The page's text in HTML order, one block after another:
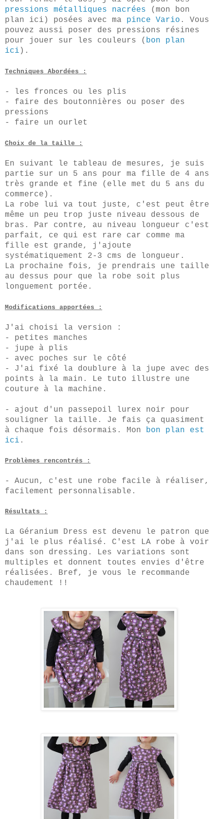
pressions métalliques nacrées (mon bon
plan ici) posées avec ma pince Vario . Vous
pouvez aussi poser des pressions résines
pour jouer sur les couleurs ( bon plan
ici ).
Techniques Abordées :
- les fronces ou
les plis
- faire des boutonnières ou poser des
pressions
- faire un ourlet
Choix de la taille :
En suivant le tableau de mesures, je suis
partie sur un 5 ans pour ma fille de 4 ans
très grande et fine (elle met du 5 ans du
commerce).
La robe lui va tout juste, c'est peut être
même un peu trop juste niveau dessous de
bras. Par contre, au niveau longueur c'est
parfait, ce qui est rare car comme ma
fille est grande, j'ajoute
systématiquement 2-3 cms de longueur.
La prochaine fois, je prendrais une taille
au dessus pour que la robe soit plus
longuement portée .
Modifications apportées :
J 'ai choisi la version :
- petites manches
- jupe à plis
- avec poches sur le côté
- J'ai fixé la doublure à la jupe avec des
points à la main. Le tuto illustre une
couture à la machine.
- ajout d'un passepoil
lurex noir pour
souligner la taille. Je fais ça quasiment
à chaque fois désormais. Mon bon plan est
ici .
Problèmes rencontrés :
- Aucun, c'est une robe facile à réaliser,
facilement personnalisable.
Résultats :
La Géranium Dress est devenu le patron que
j'ai le plus réalisé. C'est LA robe à voir
dans son dressing. Les variations sont
multiples et donnent toutes envies d'être
réalisées. Bref, je vous le recommande
chaudement !!